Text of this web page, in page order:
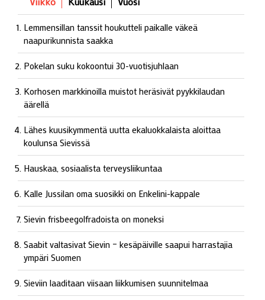
Lemmensillan tanssit houkutteli paikalle väkeä
naapurikunnista saakka
Pokelan suku kokoontui 30-vuotisjuhlaan
Korhosen markkinoilla muistot heräsivät pyykkilaudan
äärellä
Lähes kuusikymmentä uutta ekaluokkalaista aloittaa
koulunsa Sievissä
Hauskaa, sosiaalista terveysliikuntaa
Kalle Jussilan oma suosikki on Enkelini-kappale
Sievin frisbeegolfradoista on moneksi
Saabit valtasivat Sievin – kesäpäiville saapui harrastajia
ympäri Suomen
Sieviin laaditaan viisaan liikkumisen suunnitelmaa